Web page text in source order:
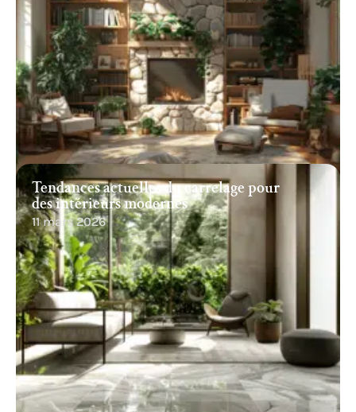
Tendances actuelles du carrelage pour
des intérieurs modernes
11 mars 2026